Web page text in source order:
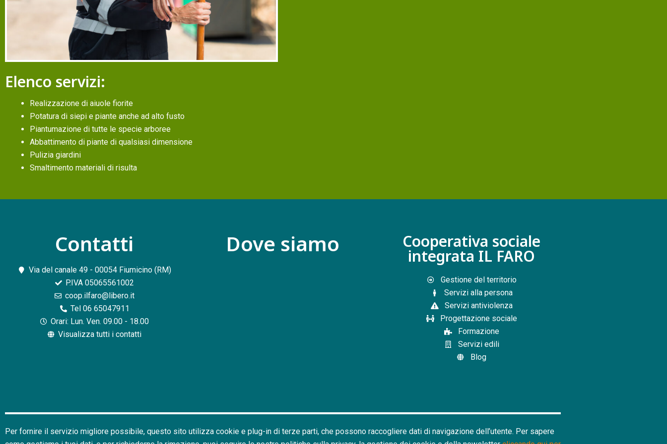
Elenco servizi:
Realizzazione di aiuole fiorite
Potatura di siepi e piante anche ad alto fusto
Piantumazione di tutte le specie arboree
Abbattimento di piante di qualsiasi dimensione
Pulizia giardini
Smaltimento materiali di risulta
Contatti​
Via del canale 49 - 00054 Fiumicino (RM)
P.IVA 05065561002
coop.ilfaro@libero.it
Tel 06 65047911
Orari: Lun. Ven. 09.00 - 18.00
Visualizza tutti i contatti
Dove siamo Cooperativa sociale
integrata IL FARO
Gestione del territorio
Servizi alla persona
Servizi antiviolenza
Progettazione sociale
Formazione
Servizi edili
Blog
Per fornire il servizio migliore possibile, questo sito utilizza cookie e plug-in di terze parti, che possono raccogliere dati di navigazione dell’utente. Per sapere